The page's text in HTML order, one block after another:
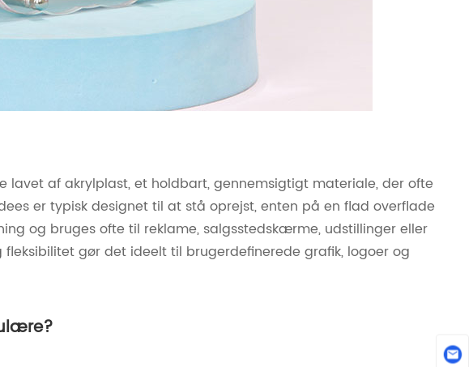
lavet af akrylplast, et holdbart, gennemsigtigt materiale, der ofte
er typisk designet til at stå oprejst, enten på en flad overflade
og bruges ofte til reklame, salgsstedskærme, udstillinger eller
gør det ideelt til brugerdefinerede grafik, logoer og